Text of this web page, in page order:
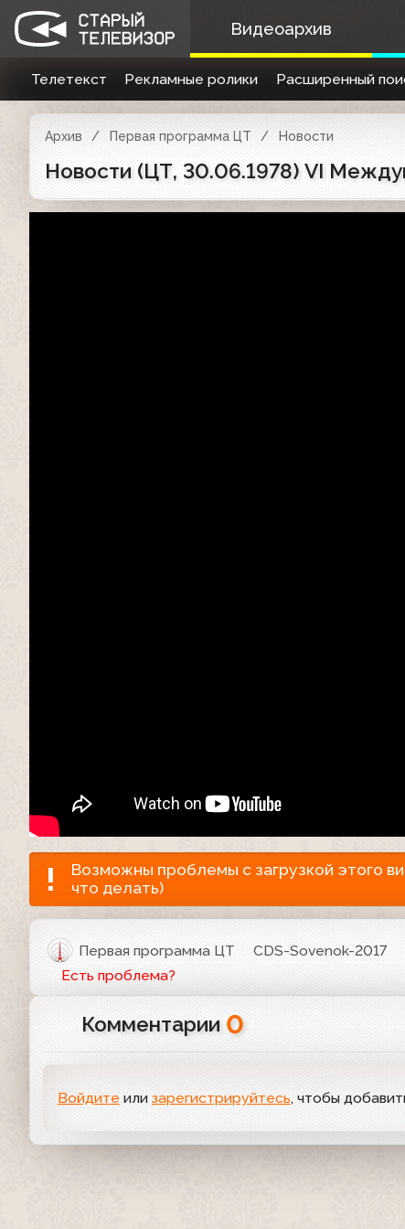
Видеоархив
Телетекст Рекламные ролики Расширенный
Архив Первая программа ЦТ Новости
Новости (ЦТ, 30.06.1978) VI
Возможны проблемы с загрузкой этого
что делать)
Первая программа ЦТ CDS-Sovenok-2017
Есть проблема?
Комментарии 0
Войдите или зарегистрируйтесь, чтобы